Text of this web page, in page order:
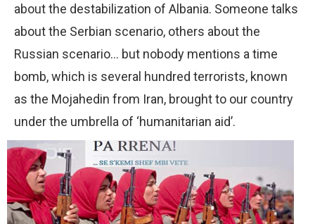
about the destabilization of Albania. Someone talks
about the Serbian scenario, others about the
Russian scenario… but nobody mentions a time
bomb, which is several hundred terrorists, known
as the Mojahedin from Iran, brought to our country
under the umbrella of ‘humanitarian aid’.